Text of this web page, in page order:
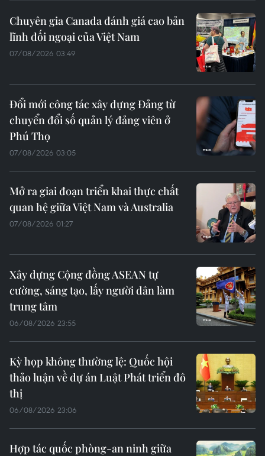
Chuyên gia Canada đánh giá cao bản
lĩnh đối ngoại của Việt Nam
07/08/2026 03:49
Đổi mới công tác xây dựng Đảng từ
chuyển đổi số quản lý đảng viên ở
Phú Thọ
07/08/2026 03:05
Mở ra giai đoạn triển khai thực chất
quan hệ giữa Việt Nam và Australia
07/08/2026 01:27
Xây dựng Cộng đồng ASEAN tự
cường, sáng tạo, lấy người dân làm
trung tâm
06/08/2026 23:55
Kỳ họp không thường lệ: Quốc hội
thảo luận về dự án Luật Phát triển đô
thị
06/08/2026 23:06
Hợp tác quốc phòng-an ninh giữa